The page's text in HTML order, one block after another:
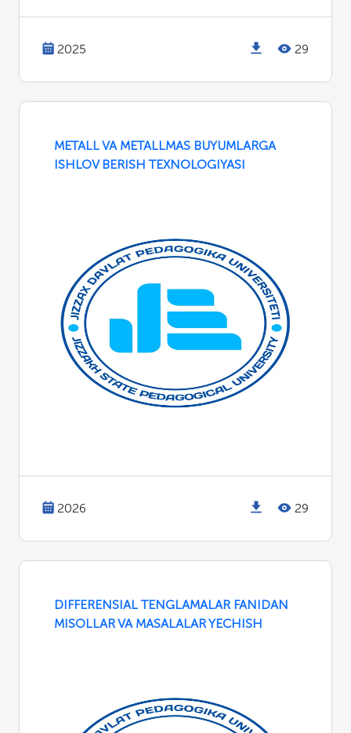
2025 29
METALL VA METALLMAS BUYUMLARGA
ISHLOV BERISH TEXNOLOGIYASI
2026 29
DIFFERENSIAL TENGLAMALAR FANIDAN
MISOLLAR VA MASALALAR YECHISH